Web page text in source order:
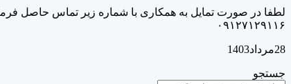
لطفا‌ در صورت تمایل به همکاری با شماره زیر تماس حاصل
۰۹۱۲۷۱۲۹۱۱۶
28مرداد1403
جستجو